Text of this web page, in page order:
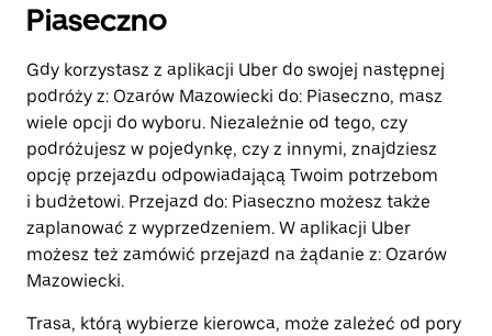
Piaseczno
Gdy korzystasz z aplikacji Uber do swojej następnej
podróży z: Ozarów Mazowiecki do: Piaseczno, masz
wiele opcji do wyboru. Niezależnie od tego, czy
podróżujesz w pojedynkę, czy z innymi, znajdziesz
opcję przejazdu odpowiadającą Twoim potrzebom
i budżetowi. Przejazd do: Piaseczno możesz także
zaplanować z wyprzedzeniem. W aplikacji Uber
możesz też zamówić przejazd na żądanie z: Ozarów
Mazowiecki.
Trasa, którą wybierze kierowca, może zależeć od pory